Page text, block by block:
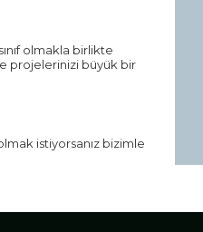
olmakla birlikte
projelerinizi büyük bir
istiyorsanız bizimle